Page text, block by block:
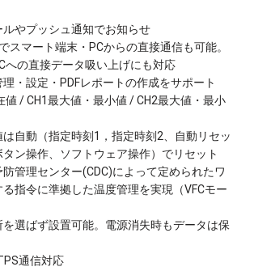
ルやプッシュ通知でお知らせ
スマート端末・PCからの直接通信も可能。
への直接データ吸い上げにも対応
理・設定・PDFレポートの作成をサポート
値 / CH1最大値・最小値 / CH2最大値・最小
は自動（指定時刻1，指定時刻2、自動リセッ
タン操作、ソフトウェア操作）でリセット
防管理センター(CDC)によって定められたワ
指令に準拠した温度管理を実現（VFCモー
を選ばず設置可能。電源消失時もデータは保
通信対応